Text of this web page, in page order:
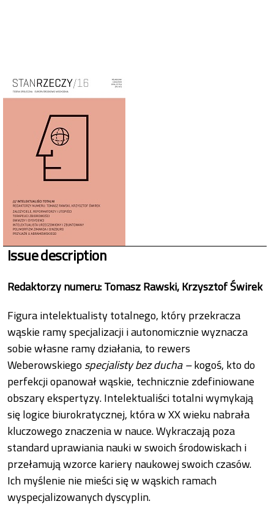
Issue description
Redaktorzy numeru: Tomasz Rawski, Krzysztof Świrek
Figura intelektualisty totalnego, który przekracza
wąskie ramy specjalizacji i autonomicznie wyznacza
sobie własne ramy działania, to rewers
Weberowskiegospecjalisty bez ducha –kogoś, kto do
perfekcji opanował wąskie, technicznie zdefiniowane
obszary ekspertyzy. Intelektualiści totalni wymykają
się logice biurokratycznej, która w XX wieku nabrała
kluczowego znaczenia w nauce. Wykraczają poza
standard uprawiania nauki w swoich środowiskach i
przełamują wzorce kariery naukowej swoich czasów.
Ich myślenie nie mieści się w wąskich ramach
wyspecjalizowanych dyscyplin.